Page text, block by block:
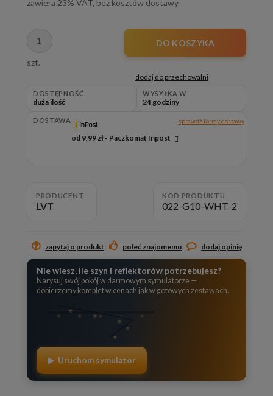
zawiera 23% VAT, bez kosztów dostawy
szt.
DO KOSZYKA
dodaj do przechowalni
DOSTĘPNOŚĆ
duża ilość
WYSYŁKA W
24 godziny
DOSTAWA
od 9,99 zł - Paczkomat Inpost
sprawdź formy dostawy
PRODUCENT
LVT
KOD PRODUKTU
022-G10-WHT-2
zapytaj o produkt poleć znajomemu dodaj opinię
Nie wiesz, ile szyn i reflektorów potrzebujesz?
Narysuj swój pokój w darmowym symulatorze —
dobierzemy komplet w cenach jak w gotowych zestawach.
▶ Uruchom symulator